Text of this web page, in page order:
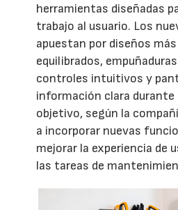
herramientas diseñadas
trabajo al usuario. Los
apuestan por diseños
equilibrados,
controles intuitivos y
información clara durante
objetivo, según la
a incorporar nuevas
mejorar la experiencia de
las tareas de